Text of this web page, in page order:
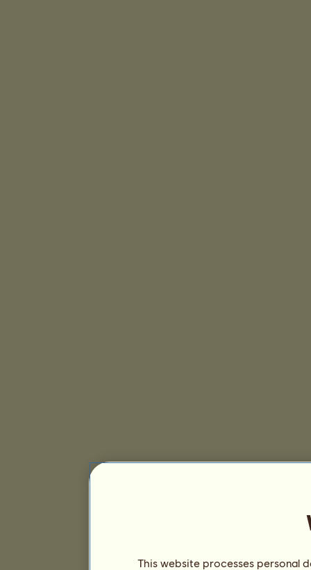
This website processes personal